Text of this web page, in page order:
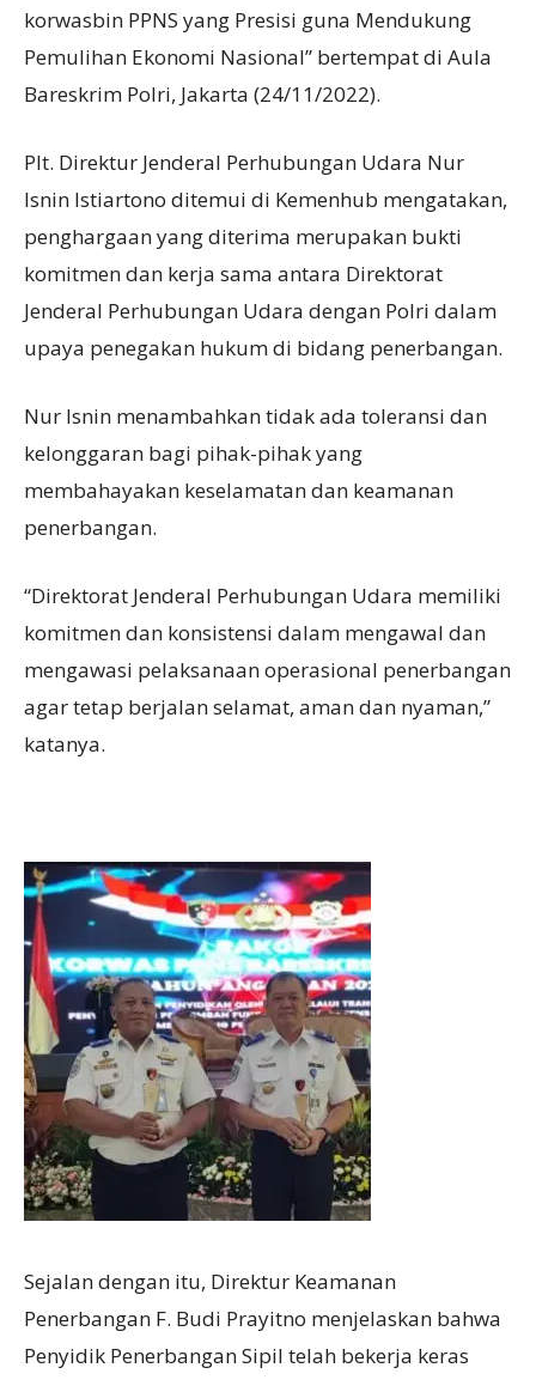
korwasbin PPNS yang Presisi guna Mendukung
Pemulihan Ekonomi Nasional” bertempat di Aula
Bareskrim Polri, Jakarta (24/11/2022).
Plt. Direktur Jenderal Perhubungan Udara Nur
Isnin Istiartono ditemui di Kemenhub mengatakan,
penghargaan yang diterima merupakan bukti
komitmen dan kerja sama antara Direktorat
Jenderal Perhubungan Udara dengan Polri dalam
upaya penegakan hukum di bidang penerbangan.
Nur Isnin menambahkan tidak ada toleransi dan
kelonggaran bagi pihak-pihak yang
membahayakan keselamatan dan keamanan
penerbangan.
“Direktorat Jenderal Perhubungan Udara memiliki
komitmen dan konsistensi dalam mengawal dan
mengawasi pelaksanaan operasional penerbangan
agar tetap berjalan selamat, aman dan nyaman,”
katanya.
Sejalan dengan itu, Direktur Keamanan
Penerbangan F. Budi Prayitno menjelaskan bahwa
Penyidik Penerbangan Sipil telah bekerja keras